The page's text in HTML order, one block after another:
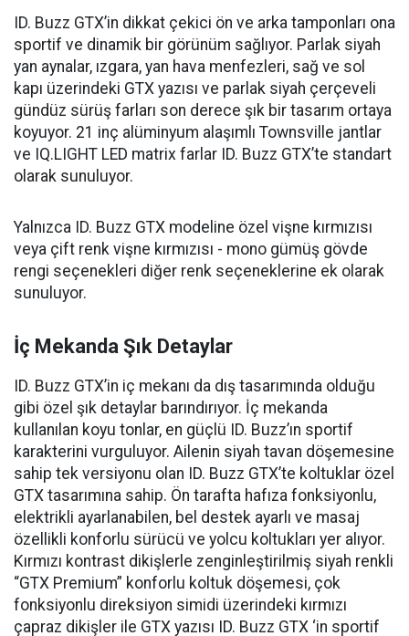
ID. Buzz GTX’in dikkat çekici ön ve arka tamponları ona
sportif ve dinamik bir görünüm sağlıyor. Parlak siyah
yan aynalar, ızgara, yan hava menfezleri, sağ ve sol
kapı üzerindeki GTX yazısı ve parlak siyah çerçeveli
gündüz sürüş farları son derece şık bir tasarım ortaya
koyuyor. 21 inç alüminyum alaşımlı Townsville jantlar
ve IQ.LIGHT LED matrix farlar ID. Buzz GTX’te standart
olarak sunuluyor.
Yalnızca ID. Buzz GTX modeline özel vişne kırmızısı
veya çift renk vişne kırmızısı - mono gümüş gövde
rengi seçenekleri diğer renk seçeneklerine ek olarak
sunuluyor.
İç Mekanda Şık Detaylar
ID. Buzz GTX’in iç mekanı da dış tasarımında olduğu
gibi özel şık detaylar barındırıyor. İç mekanda
kullanılan koyu tonlar, en güçlü ID. Buzz’ın sportif
karakterini vurguluyor. Ailenin siyah tavan döşemesine
sahip tek versiyonu olan ID. Buzz GTX’te koltuklar özel
GTX tasarımına sahip. Ön tarafta hafıza fonksiyonlu,
elektrikli ayarlanabilen, bel destek ayarlı ve masaj
özellikli konforlu sürücü ve yolcu koltukları yer alıyor.
Kırmızı kontrast dikişlerle zenginleştirilmiş siyah renkli
“GTX Premium” konforlu koltuk döşemesi, çok
fonksiyonlu direksiyon simidi üzerindeki kırmızı
çapraz dikişler ile GTX yazısı ID. Buzz GTX ‘in sportif